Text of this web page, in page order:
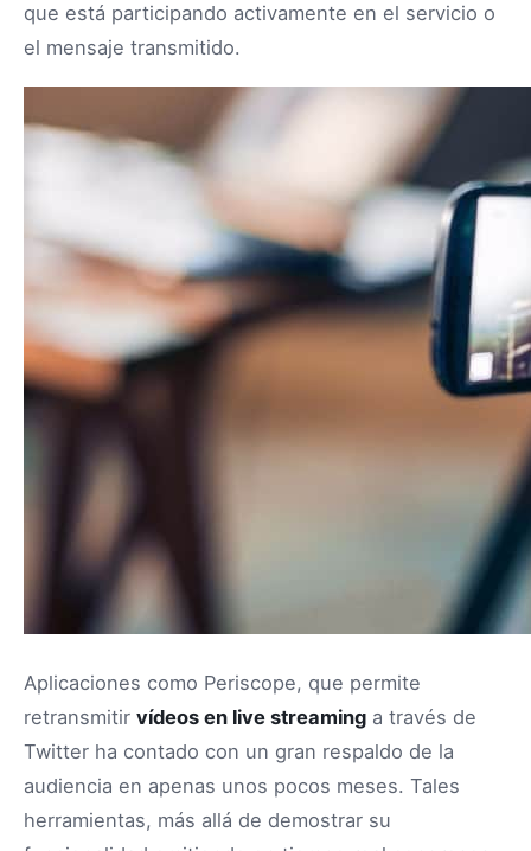
que está participando activamente en el servicio o
el mensaje transmitido.
Aplicaciones como Periscope, que permite
retransmitir vídeos en live streaming a través de
Twitter ha contado con un gran respaldo de la
audiencia en apenas unos pocos meses. Tales
herramientas, más allá de demostrar su